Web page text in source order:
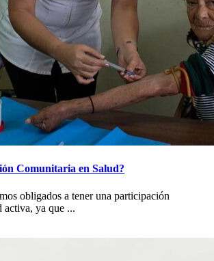
Comunitaria en Salud?
obligados a tener una participación
activa, ya que ...